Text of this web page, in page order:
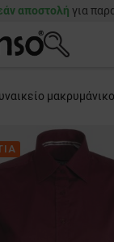
αποστολή για